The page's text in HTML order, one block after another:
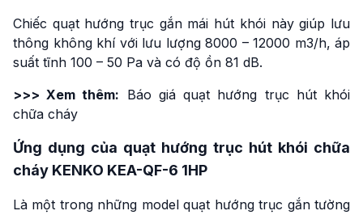
Chiếc quạt hướng trục gắn mái hút khói này giúp lưu
thông không khí với lưu lượng 8000 – 12000 m3/h, áp
suất tĩnh 100 – 50 Pa và có độ ồn 81 dB.
>>> Xem thêm: Báo giá quạt hướng trục hút khói
chữa cháy
Ứng dụng của quạt hướng trục hút khói chữa
cháy KENKO KEA-QF-6 1HP
Là một trong những model quạt hướng trục gắn tường